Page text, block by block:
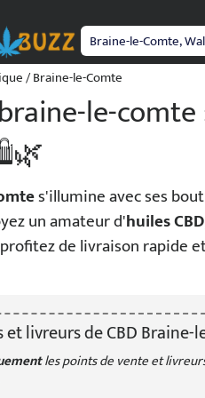
/ Braine-le-Comte
le-
s'illumine avec ses
un amateur d'huiles CBD
de livraison rapide
et livreursde CBD Braine-
les points de vente et